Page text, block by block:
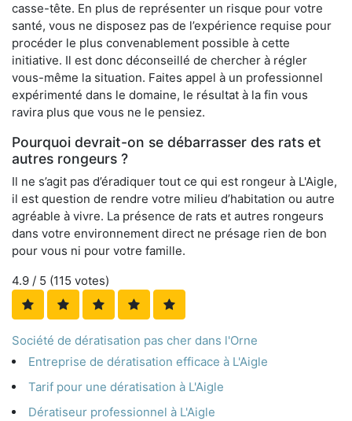
casse-tête. En plus de représenter un risque pour votre
santé, vous ne disposez pas de l’expérience requise pour
procéder le plus convenablement possible à cette
initiative. Il est donc déconseillé de chercher à régler
vous-même la situation. Faites appel à un professionnel
expérimenté dans le domaine, le résultat à la fin vous
ravira plus que vous ne le pensiez.
Pourquoi devrait-on se débarrasser des rats et
autres rongeurs ?
Il ne s’agit pas d’éradiquer tout ce qui est rongeur à L'Aigle,
il est question de rendre votre milieu d’habitation ou autre
agréable à vivre. La présence de rats et autres rongeurs
dans votre environnement direct ne présage rien de bon
pour vous ni pour votre famille.
4.9 / 5 (115 votes)
Société de dératisation pas cher dans l'Orne
Entreprise de dératisation efficace à L'Aigle
Tarif pour une dératisation à L'Aigle
Dératiseur professionnel à L'Aigle